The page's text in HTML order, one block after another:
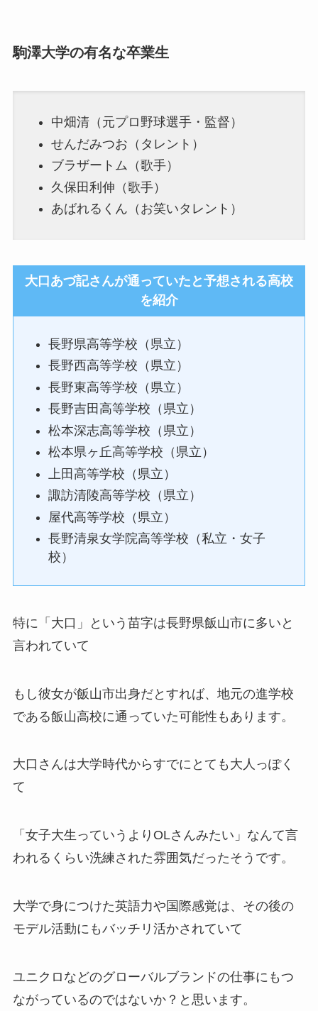
駒澤大学の有名な卒業生
中畑清（元プロ野球選手・監督）
せんだみつお（タレント）
ブラザートム（歌手）
久保田利伸（歌手）
あばれるくん（お笑いタレント）
大口あづ記さんが通っていたと予想される高校
を紹介
長野県高等学校（県立）
長野西高等学校（県立）
長野東高等学校（県立）
長野吉田高等学校（県立）
松本深志高等学校（県立）
松本県ヶ丘高等学校（県立）
上田高等学校（県立）
諏訪清陵高等学校（県立）
屋代高等学校（県立）
長野清泉女学院高等学校（私立・女子
校）
特に「大口」という苗字は長野県飯山市に多いと
言われていて
もし彼女が飯山市出身だとすれば、地元の進学校
である飯山高校に通っていた可能性もあります。
大口さんは大学時代からすでにとても大人っぽく
て
「女子大生っていうよりOLさんみたい」なんて言
われるくらい洗練された雰囲気だったそうです。
大学で身につけた英語力や国際感覚は、その後の
モデル活動にもバッチリ活かされていて
ユニクロなどのグローバルブランドの仕事にもつ
ながっているのではないか？と思います。